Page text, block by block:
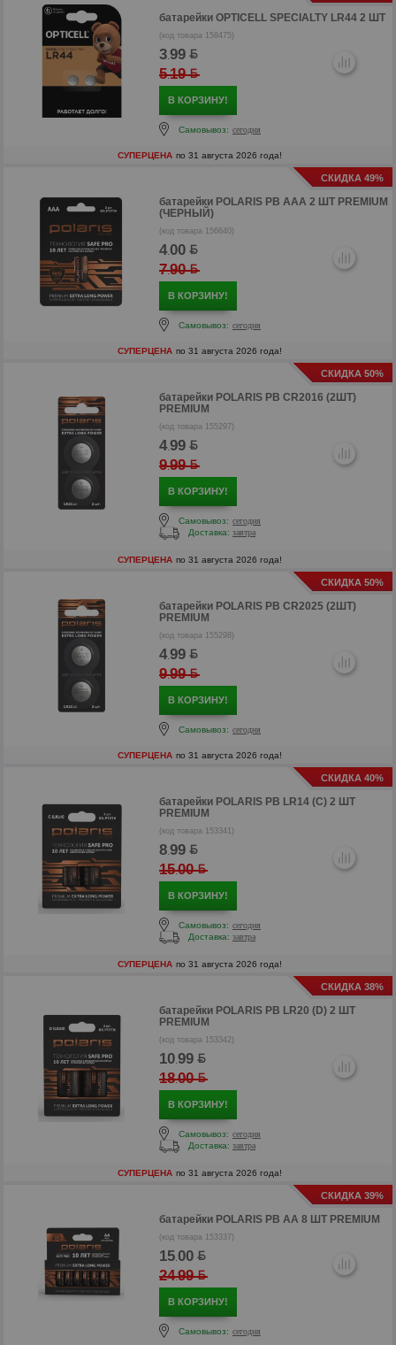
батарейки OPTICELL SPECIALTY LR44 2 ШТ
(код товара 158475)
3.99
р
5.19
В КОРЗИНУ!
Самовывоз: сегодня
СУПЕРЦЕНА по 31 августа 2026 года!
СКИДКА 49%
батарейки POLARIS PB AAA 2 ШТ PREMIUM
(ЧЕРНЫЙ)
(код товара 156640)
4.00
7.90
В КОРЗИНУ!
Самовывоз: сегодня
СУПЕРЦЕНА по 31 августа 2026 года!
СКИДКА 50%
батарейки POLARIS PB CR2016 (2ШТ)
PREMIUM
(код товара 155297)
4.99
р
9.99
р
В КОРЗИНУ!
Самовывоз: сегодня
Доставка: завтра
СУПЕРЦЕНА по 31 августа 2026 года!
СКИДКА 50%
батарейки POLARIS PB CR2025 (2ШТ)
PREMIUM
(код товара 155298)
4.99
9.99
В КОРЗИНУ!
Самовывоз: сегодня
СУПЕРЦЕНА по 31 августа 2026 года!
СКИДКА 40%
батарейки POLARIS PB LR14 (C) 2 ШТ
PREMIUM
(код товара 153341)
8.99
15.00
В КОРЗИНУ!
Самовывоз: сегодня
Доставка: завтра
СУПЕРЦЕНА по 31 августа 2026 года!
СКИДКА 38%
батарейки POLARIS PB LR20 (D) 2 ШТ
PREMIUM
(код товара 153342)
10.99
18.00
В КОРЗИНУ!
Самовывоз: сегодня
Доставка: завтра
СУПЕРЦЕНА по 31 августа 2026 года!
СКИДКА 39%
батарейки POLARIS PB AA 8 ШТ PREMIUM
(код товара 153337)
15.00
24.99
В КОРЗИНУ!
Самовывоз: сегодня